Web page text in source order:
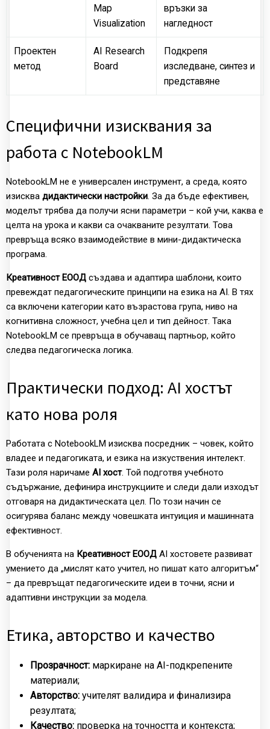
Map
Visualization
връзки за
нагледност
Проектен
метод
AI Research
Board
Подкрепя
изследване, синтез и
представяне
Специфични изисквания за
работа с NotebookLM
NotebookLM не е универсален инструмент, а среда, която
изисква дидактически настройки. За да бъде ефективен,
моделът трябва да получи ясни параметри – кой учи, каква е
целта на урока и какви са очакваните резултати. Това
превръща всяко взаимодействие в мини-дидактическа
програма.
Креативност ЕООД създава и адаптира шаблони, които
превеждат педагогическите принципи на езика на AI. В тях
са включени категории като възрастова група, ниво на
когнитивна сложност, учебна цел и тип дейност. Така
NotebookLM се превръща в обучаващ партньор, който
следва педагогическа логика.
Практически подход: AI хостът
като нова роля
Работата с NotebookLM изисква посредник – човек, който
владее и педагогиката, и езика на изкуствения интелект.
Тази роля наричаме AI хост. Той подготвя учебното
съдържание, дефинира инструкциите и следи дали изходът
отговаря на дидактическата цел. По този начин се
осигурява баланс между човешката интуиция и машинната
ефективност.
В обученията на Креативност ЕООД AI хостовете развиват
умението да „мислят като учител, но пишат като алгоритъм“
– да превръщат педагогическите идеи в точни, ясни и
адаптивни инструкции за модела.
Етика, авторство и качество
Прозрачност: маркиране на AI-подкрепените
материали;
Авторство: учителят валидира и финализира
резултата;
Качество: проверка на точността и контекста;